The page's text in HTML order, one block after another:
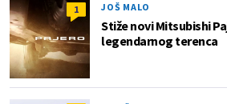
1 JOŠ MALO
Stiže novi Mitsubishi
legendarnog terenca